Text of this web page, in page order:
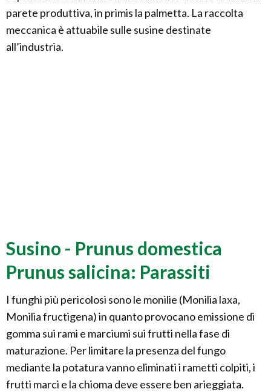
parete produttiva, in primis la palmetta. La raccolta
meccanica è attuabile sulle susine destinate
all’industria.
Susino - Prunus domestica
Prunus salicina: Parassiti
I funghi più pericolosi sono le monilie (Monilia laxa,
Monilia fructigena) in quanto provocano emissione di
gomma sui rami e marciumi sui frutti nella fase di
maturazione. Per limitare la presenza del fungo
mediante la potatura vanno eliminati i rametti colpiti, i
frutti marci e la chioma deve essere ben arieggiata.